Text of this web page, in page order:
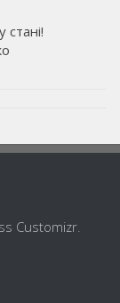
Customizr.